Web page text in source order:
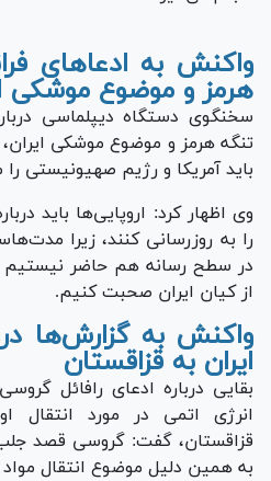
واکنش به ادعاهای
هرمز و موضوع موشکی
سخنگوی دستگاه دیپلماسی
تنگه هرمز و موضوع موشکی
باید آمریکا و رژیم صهیونیستی
وی اظهار کرد: اروپایی‌ها باید
را به روزرسانی کنند، زیرا
در سطح رسانه هم حاضر نیستیم
از کیان ایران صحبت کنیم.
واکنش به گزارش‌ها
ایران به قزاقستان
بقایی درباره ادعای رافائل
انرژی اتمی در مورد انتقال
قزاقستان، گفت: گروسی قصد جلب
به همین دلیل موضوع انتقال مواد